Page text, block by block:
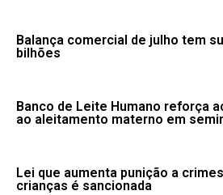
Balança comercial de julho tem
bilhões
Banco de Leite Humano reforça
ao aleitamento materno em
Lei que aumenta punição a
crianças é sancionada